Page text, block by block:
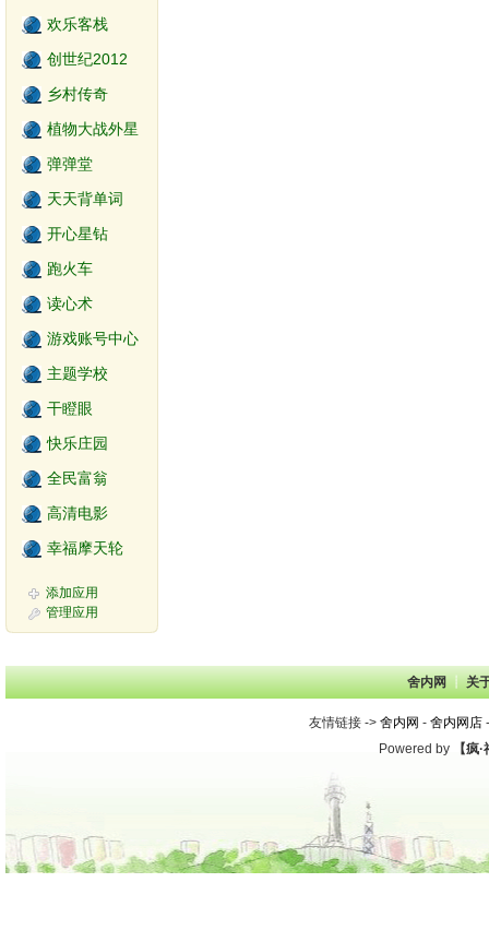
欢乐客栈
创世纪2012
乡村传奇
植物大战外星
弹弹堂
天天背单词
开心星钻
跑火车
读心术
游戏账号中心
主题学校
干瞪眼
快乐庄园
全民富翁
高清电影
幸福摩天轮
添加应用
管理应用
舍内网┊ 关
友情链接 -> 舍内网 - 舍内网店
Powered by
【疯